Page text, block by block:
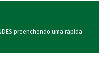
preenchendo uma rápida